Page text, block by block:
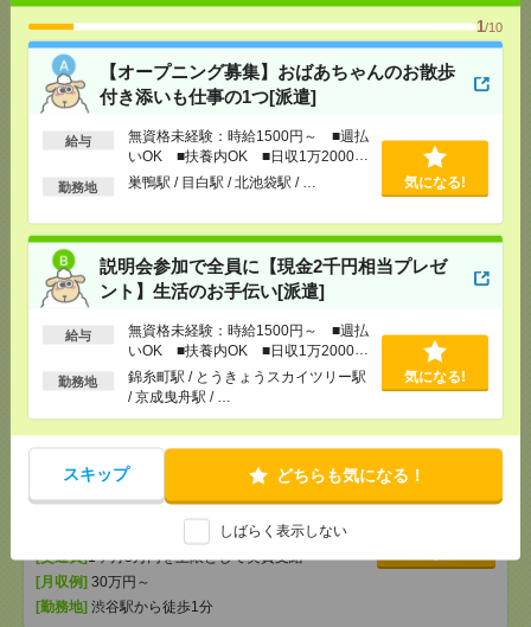
1/10
【オープニング募集】おばあちゃんのお散歩
付き添いも仕事の1つ[派遣]
給与
無資格未経験：時給1500円～ ■週払
いOK ■扶養内OK ■日収1万2000円
以上
勤務地 巣鴨駅 / 目白駅 / 北池袋駅 / … 気になる!
説明会参加で全員に【現金2千円相当プレゼ
ント】生活のお手伝い[派遣]
給与
無資格未経験：時給1500円～ ■週払
いOK ■扶養内OK ■日収1万2000円
以上
勤務地
錦糸町駅 / とうきょうスカイツリー駅
/ 京成曳舟駅 / …
気になる!
スキップ どちらも気になる！
しばらく表示しない
活のお手伝い[派遣]
[給 与]
OK ■扶養内OK ■日収1万2000円以上
[交通費] 交通費全額支給
錦糸町駅 / とうきょうスカイツリー駅
京
成曳舟駅
2200円＊＼在宅あり×10月開始／PC入力できれば
OK！英語使える広報サポ[派遣]
[給 与]
時給2200円 月収例 341,000円
[交通費] 全額支給
30万円～
[勤務地]六本木駅から徒歩1分
完全在宅＊時給2600円！ライブ配信アプリ会社でク
[給 与]時給2600円 月収例 41万円 時給2600円×
実働7h30m×週5日×4週+残業10h ※月収例を保証す
[交通費]1ヶ月3万円を上限として実費支給
[月収例] 30万円～
[勤務地] 渋谷駅から徒歩1分